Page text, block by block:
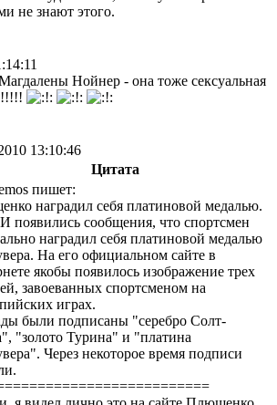
не знают этого.
Нойнер - она тоже сексуальная
13:10:46
Цитата
пишет:
наградил себя платиновой медалью.
сообщения, что спортсмен
наградил себя платиновой медалью
На его официальном сайте в
якобы появилось изображение трех
завоеванных спортсменом на
играх.
были подписаны "серебро Солт-
"золото Турина" и "платина
Через некоторое время подписи